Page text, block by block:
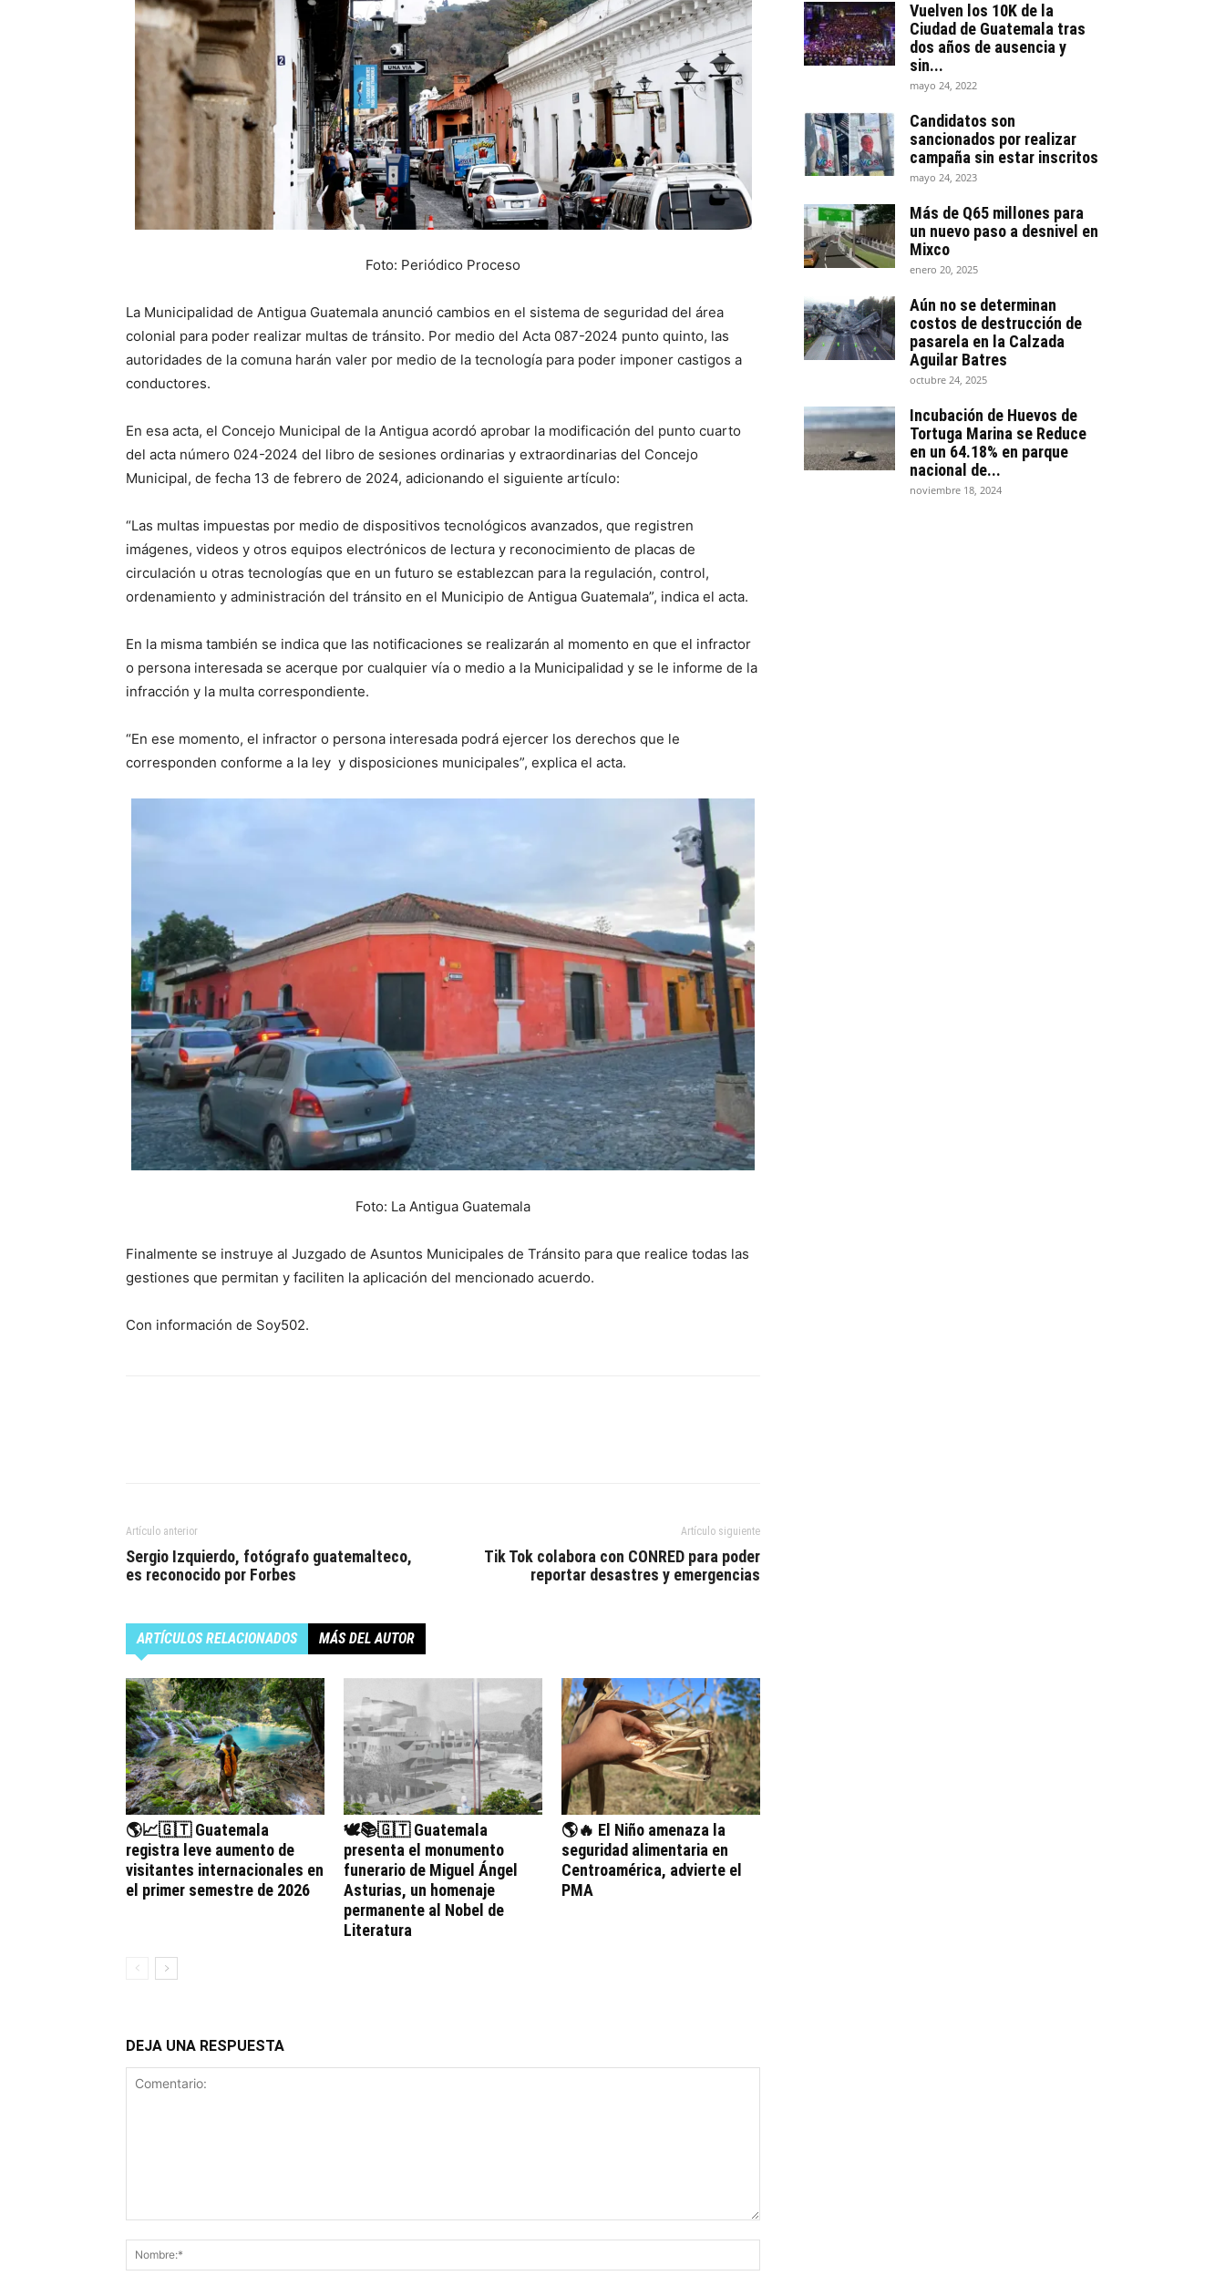
Foto: Periódico Proceso
La Municipalidad de Antigua Guatemala anunció cambios en el sistema de seguridad del área
colonial para poder realizar multas de tránsito. Por medio del Acta 087-2024 punto quinto, las
autoridades de la comuna harán valer por medio de la tecnología para poder imponer castigos a
conductores.
En esa acta, el Concejo Municipal de la Antigua acordó aprobar la modificación del punto cuarto
del acta número 024-2024 del libro de sesiones ordinarias y extraordinarias del Concejo
Municipal, de fecha 13 de febrero de 2024, adicionando el siguiente artículo:
“Las multas impuestas por medio de dispositivos tecnológicos avanzados, que registren
imágenes, videos y otros equipos electrónicos de lectura y reconocimiento de placas de
circulación u otras tecnologías que en un futuro se establezcan para la regulación, control,
ordenamiento y administración del tránsito en el Municipio de Antigua Guatemala”, indica el acta.
En la misma también se indica que las notificaciones se realizarán al momento en que el infractor
o persona interesada se acerque por cualquier vía o medio a la Municipalidad y se le informe de la
infracción y la multa correspondiente.
“En ese momento, el infractor o persona interesada podrá ejercer los derechos que le
corresponden conforme a la ley y disposiciones municipales”, explica el acta.
Foto: La Antigua Guatemala
Finalmente se instruye al Juzgado de Asuntos Municipales de Tránsito para que realice todas las
gestiones que permitan y faciliten la aplicación del mencionado acuerdo.
Con información de Soy502.
Artículo anterior
Sergio Izquierdo, fotógrafo guatemalteco,
es reconocido por Forbes
Artículo siguiente
Tik Tok colabora con CONRED para poder
reportar desastres y emergencias
ARTÍCULOS RELACIONADOS MÁS DEL AUTOR
🌎📈🇬🇹 Guatemala
registra leve aumento de
visitantes internacionales en
el primer semestre de 2026
🕊️📚🇬🇹 Guatemala
presenta el monumento
funerario de Miguel Ángel
Asturias, un homenaje
permanente al Nobel de
Literatura
🌎🔥 El Niño amenaza la
seguridad alimentaria en
Centroamérica, advierte el
PMA
DEJA UNA RESPUESTA
Vuelven los 10K de la
Ciudad de Guatemala tras
dos años de ausencia y
sin...
mayo 24, 2022
Candidatos son
sancionados por realizar
campaña sin estar inscritos
mayo 24, 2023
Más de Q65 millones para
un nuevo paso a desnivel en
Mixco
enero 20, 2025
Aún no se determinan
costos de destrucción de
pasarela en la Calzada
Aguilar Batres
octubre 24, 2025
Incubación de Huevos de
Tortuga Marina se Reduce
en un 64.18% en parque
nacional de...
noviembre 18, 2024